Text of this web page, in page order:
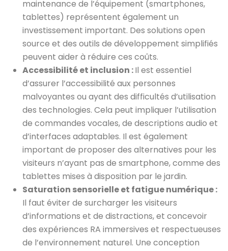
maintenance de l’équipement (smartphones,
tablettes) représentent également un
investissement important. Des solutions open
source et des outils de développement simplifiés
peuvent aider à réduire ces coûts.
Accessibilité et inclusion :Il est essentiel
d’assurer l’accessibilité aux personnes
malvoyantes ou ayant des difficultés d’utilisation
des technologies. Cela peut impliquer l’utilisation
de commandes vocales, de descriptions audio et
d’interfaces adaptables. Il est également
important de proposer des alternatives pour les
visiteurs n’ayant pas de smartphone, comme des
tablettes mises à disposition par le jardin.
Saturation sensorielle et fatigue numérique :
Il faut éviter de surcharger les visiteurs
d’informations et de distractions, et concevoir
des expériences RA immersives et respectueuses
de l’environnement naturel. Une conception